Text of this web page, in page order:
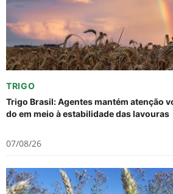
TRIGO
Trigo Brasil: Agentes mantém atenção
do em meio à estabilidade das lavouras
07/08/26